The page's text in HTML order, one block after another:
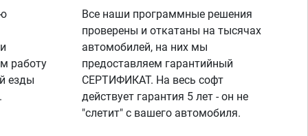
работу
езды
Все наши программные решения
проверены и откатаны на тысячах
автомобилей, на них мы
предоставляем гарантийный
СЕРТИФИКАТ. На весь софт
действует гарантия 5 лет - он не
"слетит" с вашего автомобиля.